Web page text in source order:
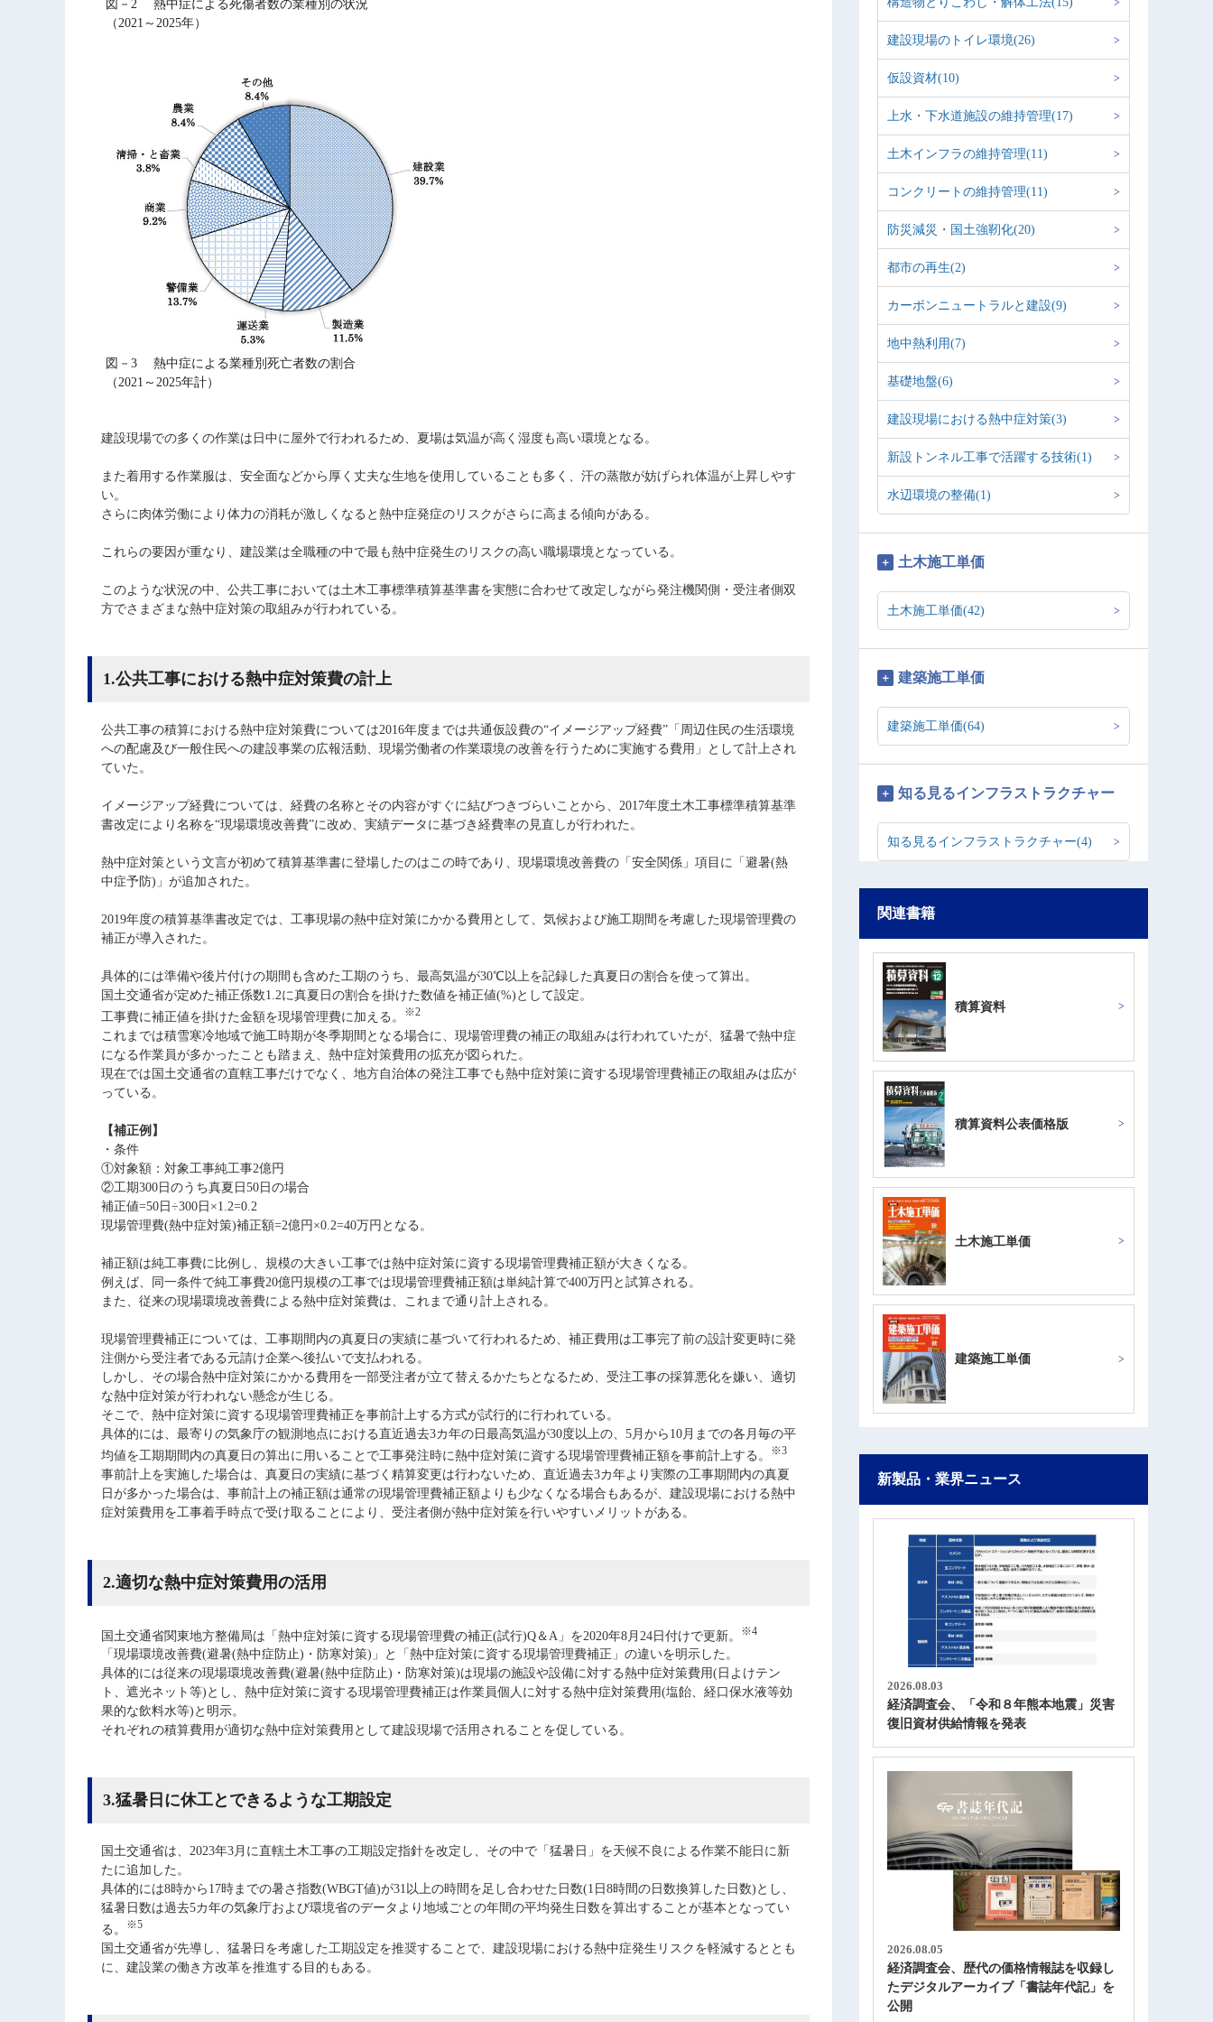
図－2 熱中症による死傷者数の業種別の状況
（2021～2025年）
図－3 熱中症による業種別死亡者数の割合
（2021～2025年計）
建設現場での多くの作業は日中に屋外で行われるため、夏場は気温が高く湿度も高い環境となる。
また着用する作業服は、安全面などから厚く丈夫な生地を使用していることも多く、汗の蒸散が妨げられ体温が上昇しやす
い。
さらに肉体労働により体力の消耗が激しくなると熱中症発症のリスクがさらに高まる傾向がある。
これらの要因が重なり、建設業は全職種の中で最も熱中症発生のリスクの高い職場環境となっている。
このような状況の中、公共工事においては土木工事標準積算基準書を実態に合わせて改定しながら発注機関側・受注者側双
方でさまざまな熱中症対策の取組みが行われている。
1.公共工事における熱中症対策費の計上
公共工事の積算における熱中症対策費については2016年度までは共通仮設費の“イメージアップ経費”「周辺住民の生活環境
への配慮及び一般住民への建設事業の広報活動、現場労働者の作業環境の改善を行うために実施する費用」として計上され
ていた。
イメージアップ経費については、経費の名称とその内容がすぐに結びつきづらいことから、2017年度土木工事標準積算基準
書改定により名称を“現場環境改善費”に改め、実績データに基づき経費率の見直しが行われた。
熱中症対策という文言が初めて積算基準書に登場したのはこの時であり、現場環境改善費の「安全関係」項目に「避暑(熱
中症予防)」が追加された。
2019年度の積算基準書改定では、工事現場の熱中症対策にかかる費用として、気候および施工期間を考慮した現場管理費の
補正が導入された。
具体的には準備や後片付けの期間も含めた工期のうち、最高気温が30℃以上を記録した真夏日の割合を使って算出。
国土交通省が定めた補正係数1.2に真夏日の割合を掛けた数値を補正値(%)として設定。
工事費に補正値を掛けた金額を現場管理費に加える。
※2
これまでは積雪寒冷地域で施工時期が冬季期間となる場合に、現場管理費の補正の取組みは行われていたが、猛暑で熱中症
になる作業員が多かったことも踏まえ、熱中症対策費用の拡充が図られた。
現在では国土交通省の直轄工事だけでなく、地方自治体の発注工事でも熱中症対策に資する現場管理費補正の取組みは広が
っている。
【補正例】
・条件
①対象額：対象工事純工事2億円
②工期300日のうち真夏日50日の場合
補正値=50日÷300日×1.2=0.2
現場管理費(熱中症対策)補正額=2億円×0.2=40万円となる。
補正額は純工事費に比例し、規模の大きい工事では熱中症対策に資する現場管理費補正額が大きくなる。
例えば、同一条件で純工事費20億円規模の工事では現場管理費補正額は単純計算で400万円と試算される。
また、従来の現場環境改善費による熱中症対策費は、これまで通り計上される。
現場管理費補正については、工事期間内の真夏日の実績に基づいて行われるため、補正費用は工事完了前の設計変更時に発
注側から受注者である元請け企業へ後払いで支払われる。
しかし、その場合熱中症対策にかかる費用を一部受注者が立て替えるかたちとなるため、受注工事の採算悪化を嫌い、適切
な熱中症対策が行われない懸念が生じる。
そこで、熱中症対策に資する現場管理費補正を事前計上する方式が試行的に行われている。
具体的には、最寄りの気象庁の観測地点における直近過去3カ年の日最高気温が30度以上の、5月から10月までの各月毎の平
均値を工期期間内の真夏日の算出に用いることで工事発注時に熱中症対策に資する現場管理費補正額を事前計上する。
※3
事前計上を実施した場合は、真夏日の実績に基づく精算変更は行わないため、直近過去3カ年より実際の工事期間内の真夏
日が多かった場合は、事前計上の補正額は通常の現場管理費補正額よりも少なくなる場合もあるが、建設現場における熱中
症対策費用を工事着手時点で受け取ることにより、受注者側が熱中症対策を行いやすいメリットがある。
2.適切な熱中症対策費用の活用
国土交通省関東地方整備局は「熱中症対策に資する現場管理費の補正(試行)Q＆A」を2020年8月24日付けで更新。 ※4
「現場環境改善費(避暑(熱中症防止)・防寒対策)」と「熱中症対策に資する現場管理費補正」の違いを明示した。
具体的には従来の現場環境改善費(避暑(熱中症防止)・防寒対策)は現場の施設や設備に対する熱中症対策費用(日よけテン
ト、遮光ネット等)とし、熱中症対策に資する現場管理費補正は作業員個人に対する熱中症対策費用(塩飴、経口保水液等効
果的な飲料水等)と明示。
それぞれの積算費用が適切な熱中症対策費用として建設現場で活用されることを促している。
3.猛暑日に休工とできるような工期設定
国土交通省は、2023年3月に直轄土木工事の工期設定指針を改定し、その中で「猛暑日」を天候不良による作業不能日に新
たに追加した。
具体的には8時から17時までの暑さ指数(WBGT値)が31以上の時間を足し合わせた日数(1日8時間の日数換算した日数)とし、
猛暑日数は過去5カ年の気象庁および環境省のデータより地域ごとの年間の平均発生日数を算出することが基本となってい
る。
※5
国土交通省が先導し、猛暑日を考慮した工期設定を推奨することで、建設現場における熱中症発生リスクを軽減するととも
に、建設業の働き方改革を推進する目的もある。
建設現場のトイレ環境(26)
仮設資材(10)
上水・下水道施設の維持管理(17)
土木インフラの維持管理(11)
コンクリートの維持管理(11)
防災減災・国土強靭化(20)
都市の再生(2)
カーボンニュートラルと建設(9)
地中熱利用(7)
基礎地盤(6)
建設現場における熱中症対策(3)
新設トンネル工事で活躍する技術(1)
水辺環境の整備(1)
土木施工単価
土木施工単価(42)
建築施工単価
建築施工単価(64)
知る見るインフラストラクチャー
知る見るインフラストラクチャー(4)
関連書籍
積算資料
積算資料公表価格版
土木施工単価
建築施工単価
新製品・業界ニュース
2026.08.03
経済調査会、「令和８年熊本地震」災害
復旧資材供給情報を発表
2026.08.05
経済調査会、歴代の価格情報誌を収録し
たデジタルアーカイブ「書誌年代記」を
公開